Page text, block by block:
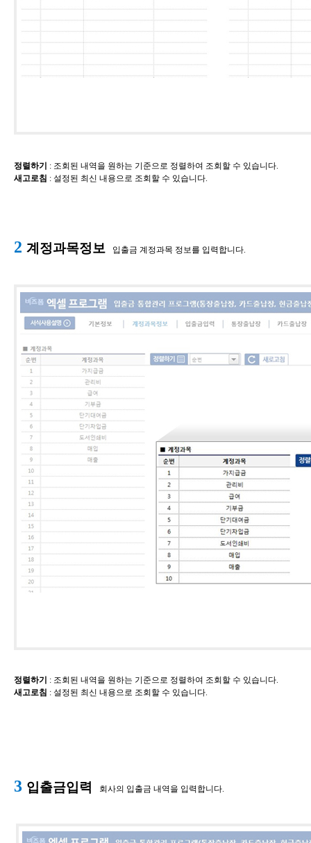
정렬하기 ​ : 조회된 내역을 원하는 기준으로 정렬하여 조회할 수 있습니다.
새고로침 ​: 설정된 최신 내용으로 조회할 수 있습니다.
2 계정과목정보 입출금 계정과목 정보를 입력합니다.
정렬하기 ​ : 조회된 내역을 원하는 기준으로 정렬하여 조회할 수 있습니다.
새고로침 ​: 설정된 최신 내용으로 조회할 수 있습니다.
​3 입출금입력 ​회사의 입출금 내역을 입력합니다.